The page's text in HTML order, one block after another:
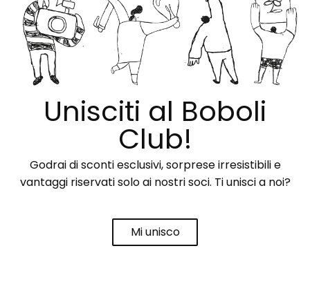
Unisciti al Boboli
Club!
Godrai di sconti esclusivi, sorprese irresistibili e
vantaggi riservati solo ai nostri soci. Ti unisci a noi?
Mi unisco